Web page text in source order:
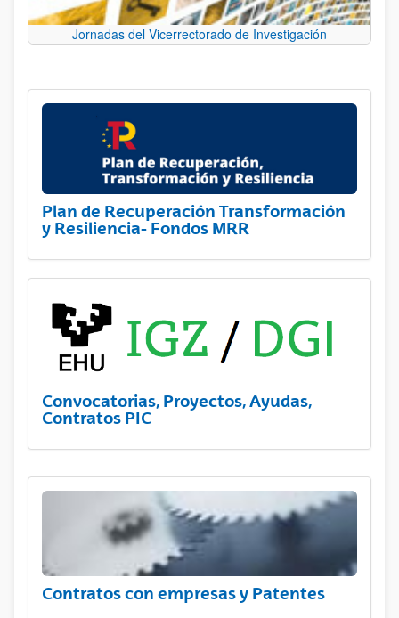
Jornadas del Vicerrectorado de Investigación
Plan de Recuperación Transformación
y Resiliencia- Fondos MRR
Convocatorias, Proyectos, Ayudas,
Contratos PIC
Contratos con empresas y Patentes